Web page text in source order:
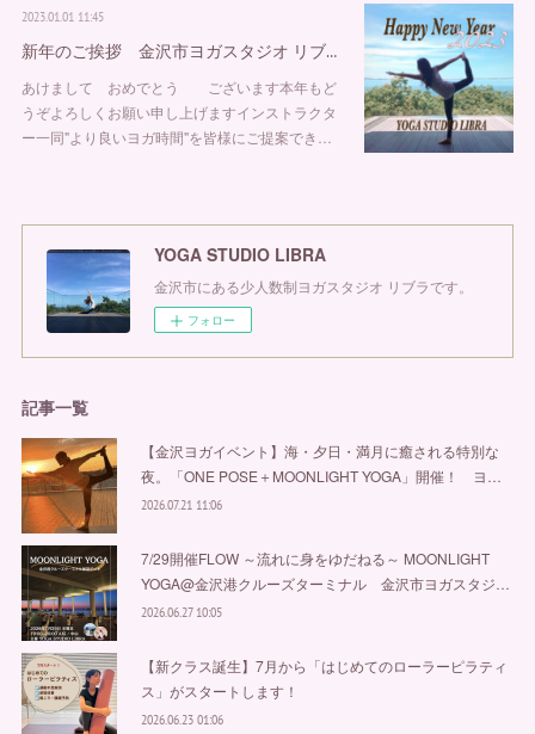
2023.01.01 11:45
新年のご挨拶 金沢市ヨガスタジオ リブ…
⁡⁡⁡あけまして おめでとう ございます⁡本年もど
うぞよろしくお願い申し上げます⁡⁡⁡インストラクタ
ー一同"より良いヨガ時間"を皆様にご提案でき…
YOGA STUDIO LIBRA
金沢市にある少人数制ヨガスタジオ リブラです。
フォロー
記事一覧
【金沢ヨガイベント】海・夕日・満月に癒される特別な
夜。「ONE POSE＋MOONLIGHT YOGA」開催！ ヨ…
2026.07.21 11:06
7/29開催FLOW ～流れに身をゆだねる～ MOONLIGHT
YOGA@金沢港クルーズターミナル 金沢市ヨガスタジ…
2026.06.27 10:05
【新クラス誕生】7月から「はじめてのローラーピラティ
ス」がスタートします！
2026.06.23 01:06